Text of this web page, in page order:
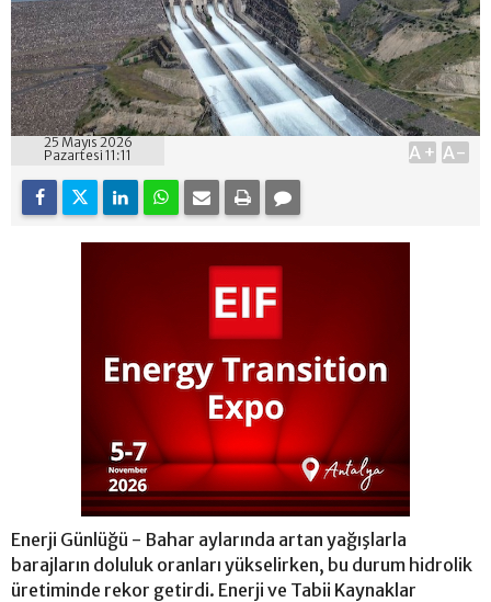
25 Mayıs 2026
Pazartesi 11:11
A+ A-
Enerji Günlüğü - Bahar aylarında artan yağışlarla
barajların doluluk oranları yükselirken, bu durum hidrolik
üretiminde rekor getirdi. Enerji ve Tabii Kaynaklar